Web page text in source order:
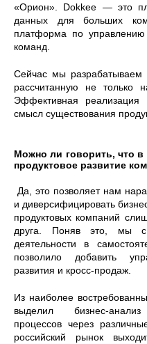
«Орион». Dokkee — это
данных для больших
платформа по
команд.
Сейчас мы
рассчитанную не
Эффективная
смысл существования
Можно ли говорить, что
продуктовое развитие
Да, это позволяет нам
и диверсифицировать
продуктовых компаний
друга. Поняв это, мы
деятельности в
позволило добавить
развития и кросс-продаж.
Из наиболее
выделил бизнес-
процессов через
российский рынок